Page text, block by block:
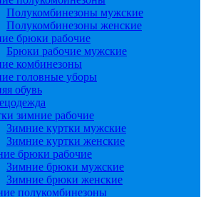
Полукомбинезоны мужские
Полукомбинезоны женские
брюки рабочие
Брюки рабочие мужские
комбинезоны
головные уборы
обувь
зимние рабочие
Зимние куртки мужские
Зимние куртки женские
брюки рабочие
Зимние брюки мужские
Зимние брюки женские
полукомбинезоны